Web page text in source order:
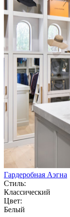
Гардеробная Аэгна
Стиль:
Классический
Цвет:
Белый